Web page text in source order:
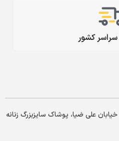
سراسر کشور
خیابان علی ضیا، پوشاک سایزبزرگ زنانه